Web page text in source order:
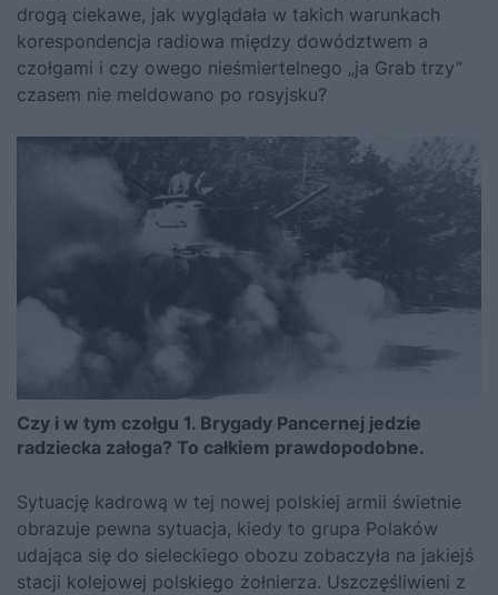
drogą ciekawe, jak wyglądała w takich warunkach
korespondencja radiowa między dowództwem a
czołgami i czy owego nieśmiertelnego „ja Grab trzy”
czasem nie meldowano po rosyjsku?
Czy i w tym czołgu 1. Brygady Pancernej jedzie
radziecka załoga? To całkiem prawdopodobne.
Sytuację kadrową w tej nowej polskiej armii świetnie
obrazuje pewna sytuacja, kiedy to grupa Polaków
udająca się do sieleckiego obozu zobaczyła na jakiejś
stacji kolejowej polskiego żołnierza. Uszczęśliwieni z